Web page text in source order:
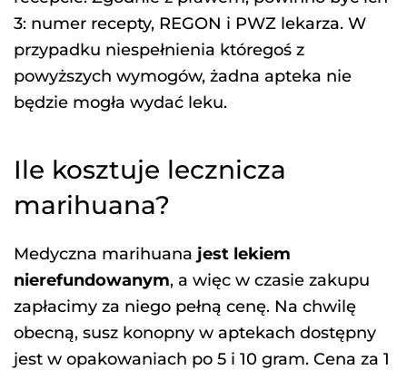
3: numer recepty, REGON i PWZ lekarza. W
przypadku niespełnienia któregoś z
powyższych wymogów, żadna apteka nie
będzie mogła wydać leku.
Ile kosztuje lecznicza
marihuana?
Medyczna marihuana jest lekiem
nierefundowanym, a więc w czasie zakupu
zapłacimy za niego pełną cenę. Na chwilę
obecną, susz konopny w aptekach dostępny
jest w opakowaniach po 5 i 10 gram. Cena za 1